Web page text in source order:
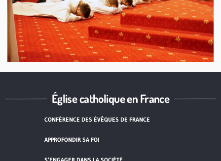
Église catholique en France
CONFÉRENCE DES ÉVÊQUES DE FRANCE
APPROFONDIR SA FOI